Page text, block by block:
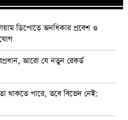
ডিপোতে অনধিকার প্রবেশ ও
আরো যে নতুন রেকর্ড
থাকতে পারে, তবে বিভেদ নেই: